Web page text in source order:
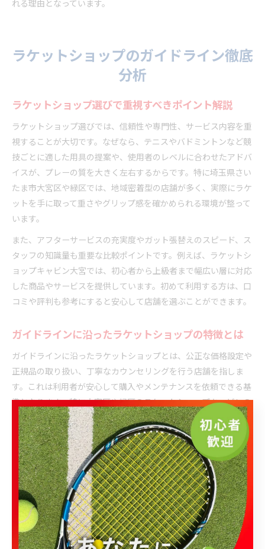
れる理由となっています。
ラケットショップのガイドライン徹底
分析
ラケットショップ選びで重視すべきポイント解説
ラケットショップ選びでは、信頼性や専門性、サービス内容を重
視することが大切です。なぜなら、テニスやバドミントンなど競
技ごとに適した用具の提案や、使用者のレベルに合わせたアドバ
イスが、プレーの質を大きく左右するからです。特に埼玉県さい
たま市大宮区や緑区では、地域密着型の店舗が多く、実際にラケ
ットを手に取って重さやグリップ感を確かめられる環境が整って
います。
また、アフターサービスの充実度やガット張替えのスピード、ス
タッフの知識量も重要な比較ポイントです。例えば、ラケットシ
ョップキャビン大宮では、初心者から上級者まで幅広い層に対応
した商品やサービスを提供しています。初めて利用する方は、口
コミや評判も参考にすると安心して店舗を選ぶことができます。
ガイドラインに沿ったラケットショップの特徴とは
ガイドラインに沿ったラケットショップとは、公正な価格設定や
正規品の取り扱い、丁寧なカウンセリングを行う店舗を指しま
す。これは利用者が安心して購入やメンテナンスを依頼できる基
準となります。特に大宮区や緑区のラケットショップキャビンの
ように、公式情報をもとにサービス内容を公開している店舗は信
頼性が高いといえるでしょう。
ガイドライン遵守の具体例として、スタッフが競技経験や商品知
識を活かした提案をしてくれる点や、ガット張替え・修理などの
サービスメニューが明確に掲示されている点が挙げられます。さ
らに、利用者の声や写真を公開し、店舗の雰囲気が分かるよう配
慮していることも特徴です。